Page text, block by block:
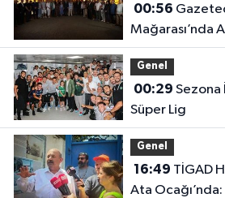
00:56
Mağarası’nda
Genel
00:29
Süper Lig
Genel
16:49
Ata Ocağı’nda: